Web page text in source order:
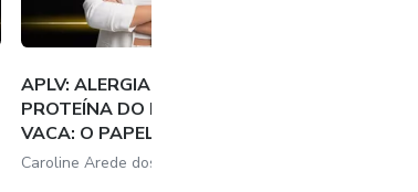
APLV: ALERGIA À
PROTEÍNA DO LEITE DE
VACA: O PAPEL DO
NUTRIC...
Caroline Arede dos Santos